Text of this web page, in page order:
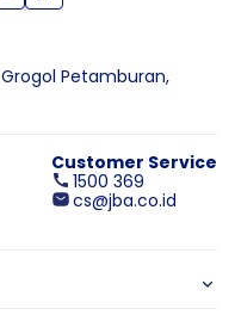
Grogol Petamburan,
Customer Service
1500 369
cs@jba.co.id